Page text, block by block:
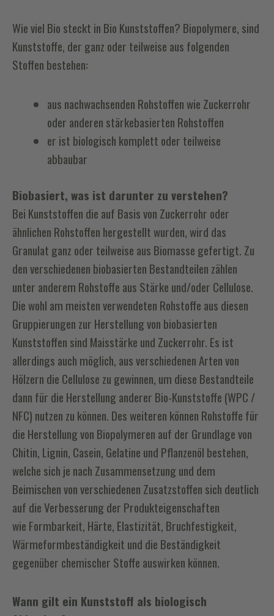
Wie viel Bio steckt in Bio Kunststoffen? Biopolymere, sind
Kunststoffe, der ganz oder teilweise aus folgenden
Stoffen bestehen:
aus nachwachsenden Rohstoffen wie Zuckerrohr
oder anderen stärkebasierten Rohstoffen
er ist biologisch komplett oder teilweise
abbaubar
Biobasiert, was ist darunter zu verstehen?
Bei Kunststoffen die auf Basis von Zuckerrohr oder
ähnlichen Rohstoffen hergestellt wurden, wird das
Granulat ganz oder teilweise aus Biomasse gefertigt. Zu
den verschiedenen biobasierten Bestandteilen zählen
unter anderem Rohstoffe aus Stärke und/oder Cellulose.
Die wohl am meisten verwendeten Rohstoffe aus diesen
Gruppierungen zur Herstellung von biobasierten
Kunststoffen sind Maisstärke und Zuckerrohr. Es ist
allerdings auch möglich, aus verschiedenen Arten von
Hölzern die Cellulose zu gewinnen, um diese Bestandteile
dann für die Herstellung anderer Bio-Kunststoffe (WPC /
NFC) nutzen zu können. Des weiteren können Rohstoffe für
die Herstellung von Biopolymeren auf der Grundlage von
Chitin, Lignin, Casein, Gelatine und Pflanzenöl bestehen,
welche sich je nach Zusammensetzung und dem
Beimischen von verschiedenen Zusatzstoffen sich deutlich
auf die Verbesserung der Produkteigenschaften
wie Formbarkeit, Härte, Elastizität, Bruchfestigkeit,
Wärmeformbeständigkeit und die Beständigkeit
gegenüber chemischer Stoffe auswirken können.
Wann gilt ein Kunststoff als biologisch